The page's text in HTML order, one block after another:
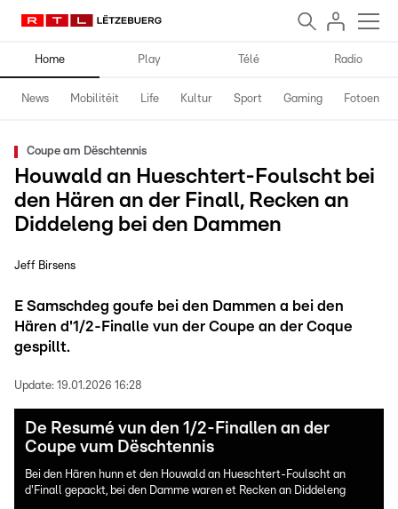
Home Play Télé Radio
News Mobilitéit Life Kultur Sport Gaming Fotoen
Coupe am Dëschtennis
Houwald an Hueschtert-Foulscht bei
den Hären an der Finall, Recken an
Diddeleng bei den Dammen
Jeff Birsens
E Samschdeg goufe bei den Dammen a bei den
Hären d'1/2-Finalle vun der Coupe an der Coque
gespillt.
Update: 19.01.2026 16:28
De Resumé vun den 1/2-Finallen an der
Coupe vum Dëschtennis
Bei den Hären hunn et den Houwald an Hueschtert-Foulscht an
d'Finall gepackt, bei den Damme waren et Recken an Diddeleng